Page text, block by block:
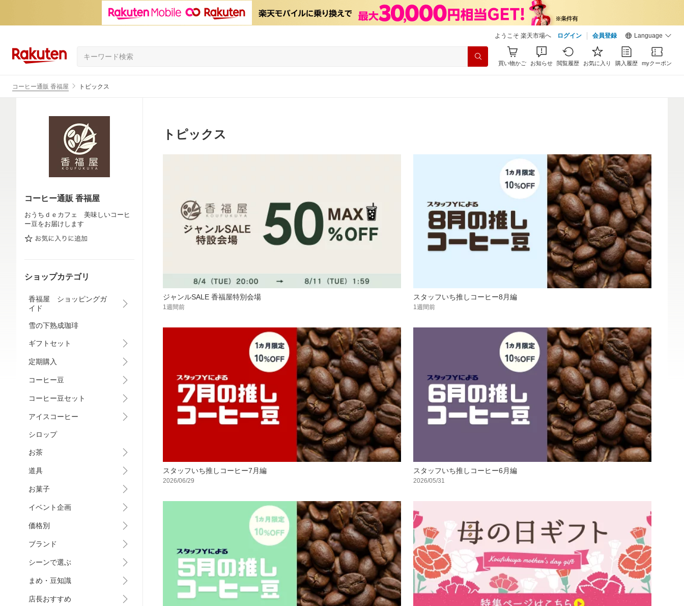
ようこそ 楽天市場へ ログイン 会員登録 Language
買い物かご お知らせ 閲覧履歴 お気に入り 購入履歴 myクーポン
コーヒー通販 香福屋 トピックス
コーヒー通販 香福屋
おうちｄｅカフェ 美味しいコーヒ
ー豆をお届けします
ショップカテゴリ
香福屋 ショッピングガ
イド
雪の下熟成珈琲
ギフトセット
定期購入
コーヒー豆
コーヒー豆セット
アイスコーヒー
シロップ
お茶
道具
お菓子
イベント企画
価格別
ブランド
シーンで選ぶ
まめ・豆知識
店長おすすめ
トピックス
ジャンルSALE 香福屋特別会場
1週間前
スタッフいち推しコーヒー8月編
1週間前
スタッフいち推しコーヒー7月編
2026/06/29
スタッフいち推しコーヒー6月編
2026/05/31